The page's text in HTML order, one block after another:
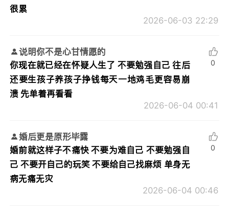
很累
2026-06-03 22:29
说明你不是心甘情愿的
你现在就已经在怀疑人生了 不要勉强自己 往后
还要生孩子养孩子挣钱每天一地鸡毛更容易崩
溃 先单着再看看
2026-06-04 00:41
0
婚后更是原形毕露
婚前就这样子不痛快 不要为难自己 不要勉强自
己 不要开自己的玩笑 不要给自己找麻烦 单身无
病无痛无灾
2026-06-04 00:46
0